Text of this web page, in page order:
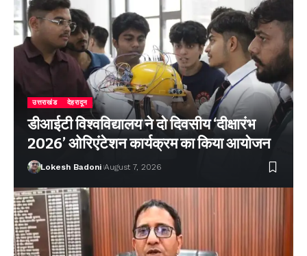
उत्तराखंड देहरादून
डीआईटी विश्वविद्यालय ने दो दिवसीय ‘दीक्षारंभ
2026’ ओरिएंटेशन कार्यक्रम का किया आयोजन
Lokesh Badoni August 7, 2026